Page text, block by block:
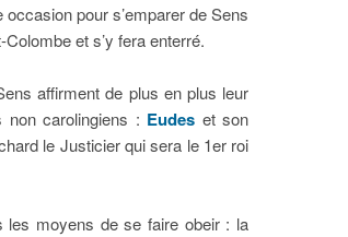
pour s’emparer de Sens
et s’y fera enterré.
affirment de plus en plus leur
carolingiens : Eudes et son
le Justicier qui sera le 1er roi
les moyens de se faire obeir : la